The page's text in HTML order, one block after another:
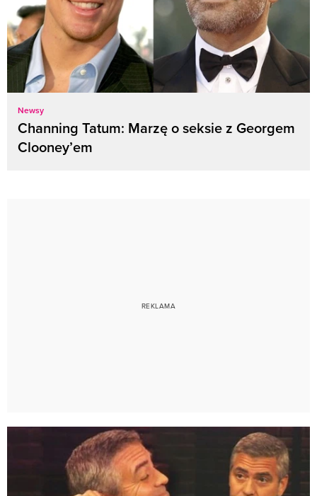
Newsy
Channing Tatum: Marzę o seksie z Georgem
Clooney’em